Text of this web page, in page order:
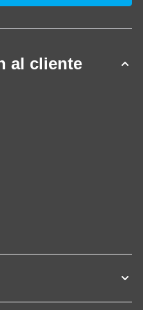
al cliente